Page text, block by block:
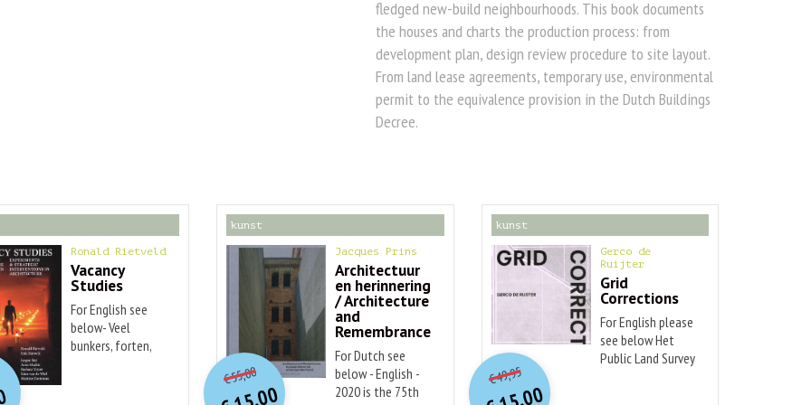
fledged new-build neighbourhoods. This book documents
the houses and charts the production process: from
development plan, design review procedure to site layout.
From land lease agreements, temporary use, environmental
permit to the equivalence provision in the Dutch Buildings
Decree.
Ronald Rietveld
Vacancy
Studies
For English see
below- Veel
bunkers, forten,
kunst
Jacques Prins
Architectuur
en herinnering
/ Architecture
and
Remembrance
For Dutch see
below - English -
2020 is the 75th
€55,00O
orspr
onkelijke
prijs
Huidige
prijs
kunst
Gerco de
Ruijter
Grid
Corrections
For English please
see below Het
Public Land Survey
€49,95O
orspr
onkelijke
prijs
Huidige
prijs